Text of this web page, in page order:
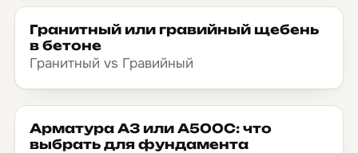
Гранитный или гравийный щебень
в бетоне
Гранитный vs Гравийный
Арматура А3 или А500С: что
выбрать для фундамента